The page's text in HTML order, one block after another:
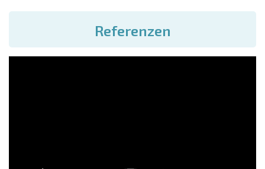
Referenzen